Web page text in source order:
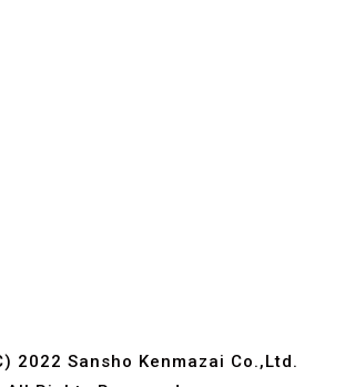
2022 Sansho Kenmazai Co.,Ltd.